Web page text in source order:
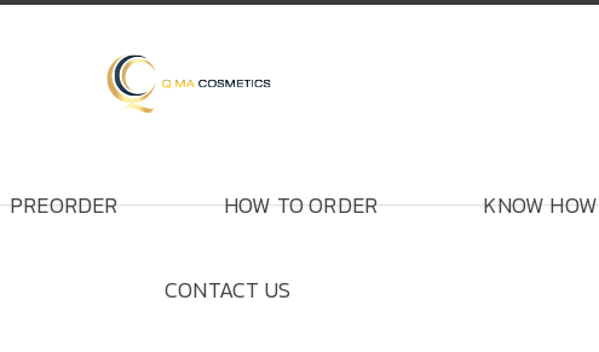
PREORDER HOW TO ORDER KNOW HOW
CONTACT US